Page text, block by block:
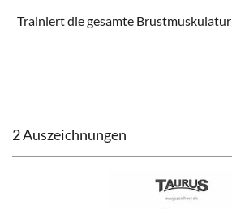
Trainiert die gesamte Brustmuskulatur
2 Auszeichnungen